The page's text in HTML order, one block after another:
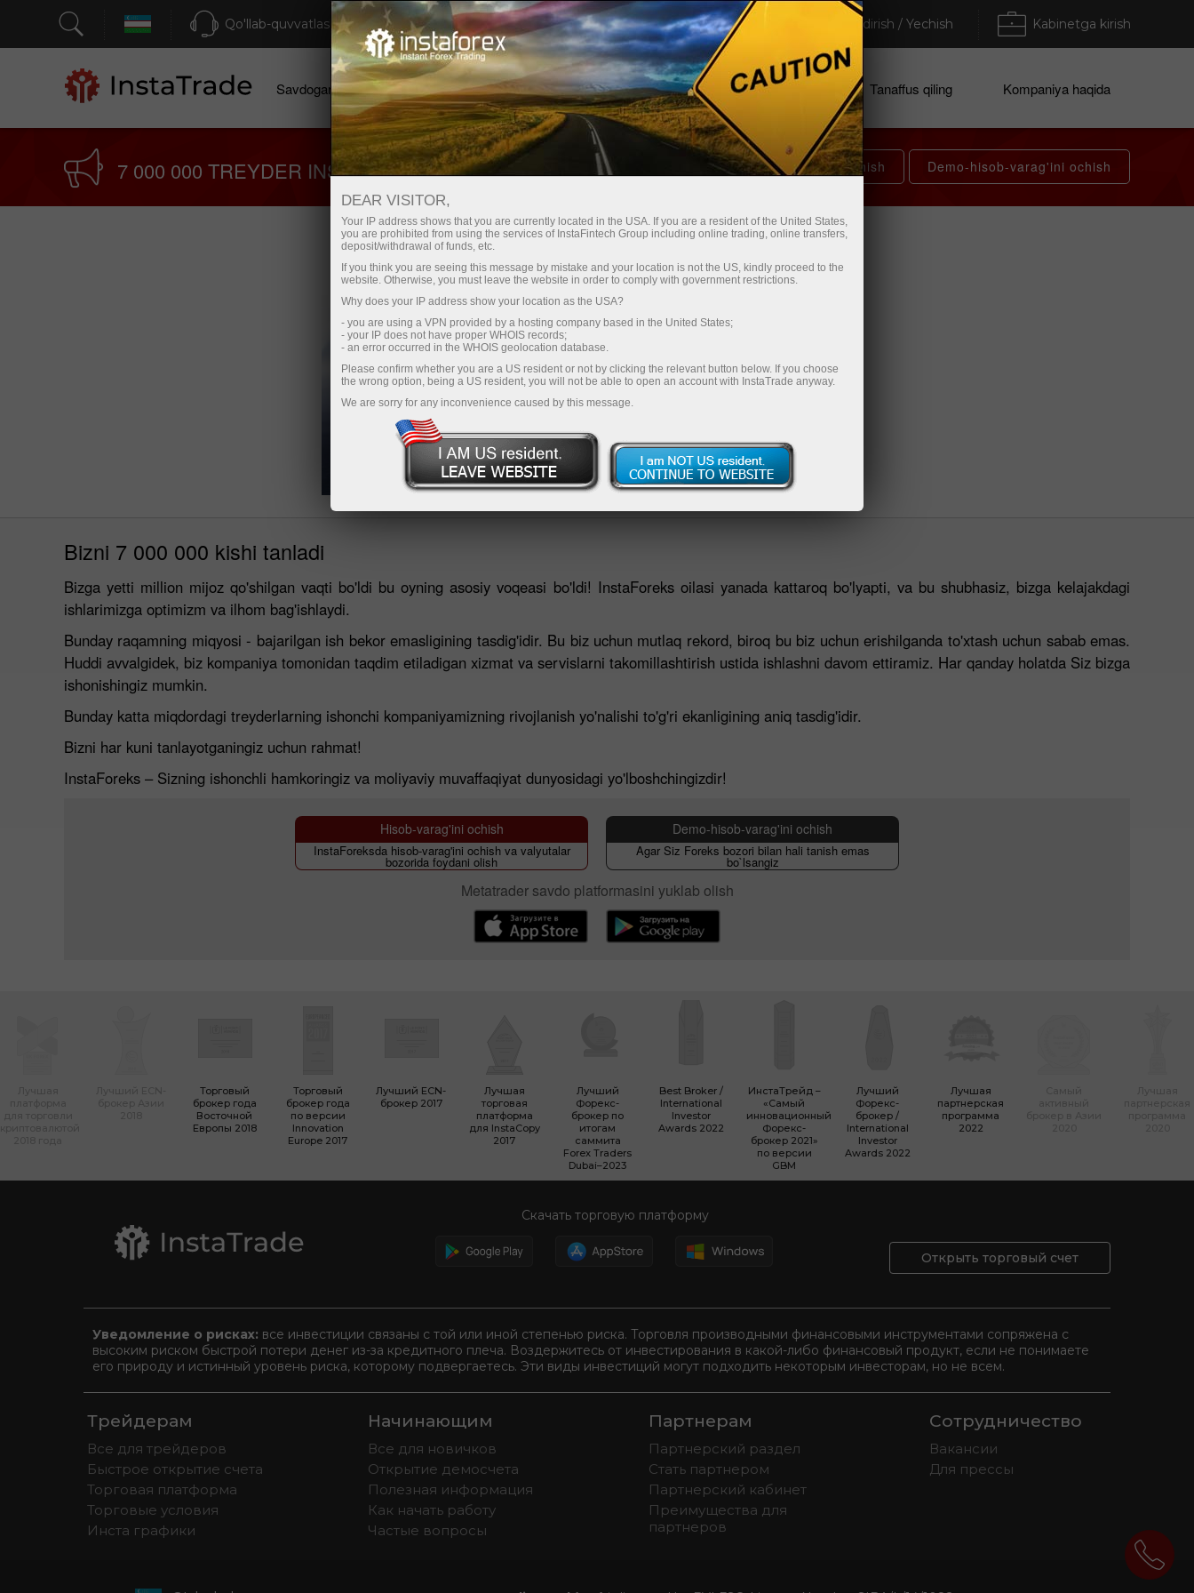
Qo'llab-quvvatlash Hisob-varag'ini tez ochish Savdo platformasi To'ldirish / Yechish Kabinetga kirish
Savdogarlar uchun
Yangi o'rganuvchilar
uchun
Hamkorlarga Kompaniya xizmatlari Tanaffus qiling Kompaniya haqida
7 000 000 TREYDER INSTAFOREKSNI TANLADI! Savdo hisob-varag'ini ochish Demo-hisob-varag'ini ochish
Bizni 7 000 000 kishi tanladi
Bizga yetti million mijoz qo'shilgan vaqti bo'ldi bu oyning asosiy voqeasi bo'ldi! InstaForeks oilasi yanada kattaroq bo'lyapti, va bu shubhasiz, bizga kelajakdagi
ishlarimizga optimizm va ilhom bag'ishlaydi.
Bunday raqamning miqyosi - bajarilgan ish bekor emasligining tasdig'idir. Bu biz uchun mutlaq rekord, biroq bu biz uchun erishilganda to'xtash uchun sabab emas.
Huddi avvalgidek, biz kompaniya tomonidan taqdim etiladigan xizmat va servislarni takomillashtirish ustida ishlashni davom ettiramiz. Har qanday holatda Siz bizga
ishonishingiz mumkin.
Bunday katta miqdordagi treyderlarning ishonchi kompaniyamizning rivojlanish yo'nalishi to'g'ri ekanligining aniq tasdig'idir.
Bizni har kuni tanlayotganingiz uchun rahmat!
InstaForeks – Sizning ishonchli hamkoringiz va moliyaviy muvaffaqiyat dunyosidagi yo'lboshchingizdir!
Hisob-varag'ini ochish
InstaForeksda hisob-varag'ini ochish va valyutalar
bozorida foydani olish
Demo-hisob-varag'ini ochish
Agar Siz Foreks bozori bilan hali tanish emas
bo`lsangiz
Metatrader savdo platformasini yuklab olish
Торговый
брокер года
Восточной
Европы 2018
Торговый
брокер года
по версии
Innovation
Europe 2017
Лучший ECN-
брокер 2017
Лучшая
торговая
платформа
для InstaCopy
2017
Лучший
Форекс-
брокер по
итогам
саммита
Forex Traders
Dubai–2023
Best Broker /
International
Investor
Awards 2022
ИнстаТрейд –
«Самый
инновационный
Форекс-
брокер 2021»
по версии
GBM
Лучший
Форекc-
брокер /
International
Investor
Awards 2022
Лучшая
партнерская
программа
2022
Скачать торговую платформу
Открыть торговый счет
Уведомление о рисках: все инвестиции связаны с той или иной степенью риска. Торговля производными финансовыми инструментами сопряжена с
высоким риском быстрой потери денег из-за кредитного плеча. Воздержитесь от инвестирования в какой-либо финансовый продукт, если не понимаете
его природу и истинный уровень риска, которому подвергаетесь. Эти виды инвестиций могут подходить некоторым инвесторам, но не всем.
Трейдерам
Все для трейдеров
Быстрое открытие счета
Торговая платформа
Торговые условия
Инста графики
Начинающим
Все для новичков
Открытие демосчета
Полезная информация
Как начать работу
Частые вопросы
Партнерам
Партнерский раздел
Стать партнером
Партнерский кабинет
Преимущества для
партнеров
Сотрудничество
Вакансии
Для прессы
DEAR VISITOR,
Your IP address shows that you are currently located in the USA. If you are a resident of the United States,
you are prohibited from using the services of InstaFintech Group including online trading, online transfers,
deposit/withdrawal of funds, etc.
If you think you are seeing this message by mistake and your location is not the US, kindly proceed to the
website. Otherwise, you must leave the website in order to comply with government restrictions.
Why does your IP address show your location as the USA?
- you are using a VPN provided by a hosting company based in the United States;
- your IP does not have proper WHOIS records;
- an error occurred in the WHOIS geolocation database.
Please confirm whether you are a US resident or not by clicking the relevant button below. If you choose
the wrong option, being a US resident, you will not be able to open an account with InstaTrade anyway.
We are sorry for any inconvenience caused by this message.